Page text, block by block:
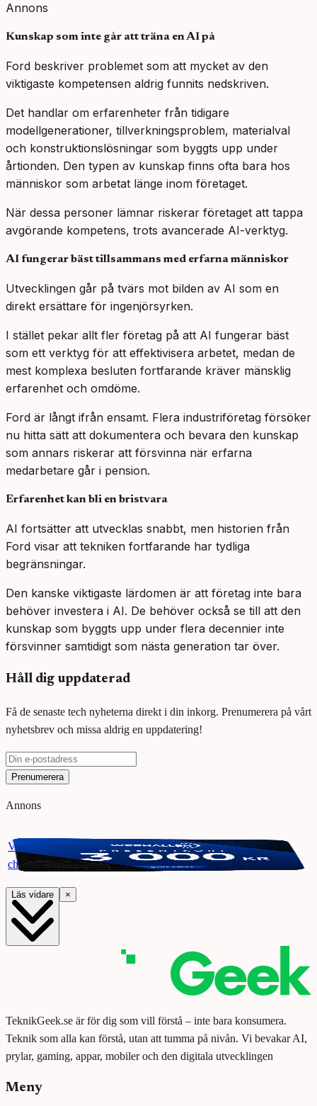
Annons
Kunskap som inte går att träna en AI på
Ford beskriver problemet som att mycket av den
viktigaste kompetensen aldrig funnits nedskriven.
Det handlar om erfarenheter från tidigare
modellgenerationer, tillverkningsproblem, materialval
och konstruktionslösningar som byggts upp under
årtionden. Den typen av kunskap finns ofta bara hos
människor som arbetat länge inom företaget.
När dessa personer lämnar riskerar företaget att tappa
avgörande kompetens, trots avancerade AI-verktyg.
AI fungerar bäst tillsammans med erfarna människor
Utvecklingen går på tvärs mot bilden av AI som en
direkt ersättare för ingenjörsyrken.
I stället pekar allt fler företag på att AI fungerar bäst
som ett verktyg för att effektivisera arbetet, medan de
mest komplexa besluten fortfarande kräver mänsklig
erfarenhet och omdöme.
Ford är långt ifrån ensamt. Flera industriföretag försöker
nu hitta sätt att dokumentera och bevara den kunskap
som annars riskerar att försvinna när erfarna
medarbetare går i pension.
Erfarenhet kan bli en bristvara
AI fortsätter att utvecklas snabbt, men historien från
Ford visar att tekniken fortfarande har tydliga
begränsningar.
Den kanske viktigaste lärdomen är att företag inte bara
behöver investera i AI. De behöver också se till att den
kunskap som byggts upp under flera decennier inte
försvinner samtidigt som nästa generation tar över.
Håll dig uppdaterad
Få de senaste tech nyheterna direkt i din inkorg. Prenumerera på vårt
nyhetsbrev och missa aldrig en uppdatering!
Prenumerera
Annons
Vinn ett presentkort på Webhallen. Delta i vår giveaway för
chansen att vinna 3000 kr.
Läs vidare ×
TeknikGeek.se är för dig som vill förstå – inte bara konsumera.
Teknik som alla kan förstå, utan att tumma på nivån. Vi bevakar AI,
prylar, gaming, appar, mobiler och den digitala utvecklingen
Meny